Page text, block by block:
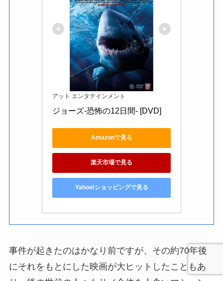
アット エンタテインメント
ジョーズ-恐怖の12日間- [DVD]
Amazonで見る
楽天市場で見る
Yahoo!ショッピングで見る
事件が起きたのはかなり前ですが、その約70年後
にそれをもとにした映画が大ヒットしたこともあ